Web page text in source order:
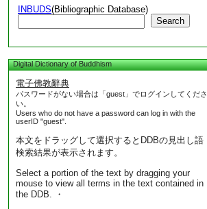
INBUDS(Bibliographic Database)
Search
Digital Dictionary of Buddhism
電子佛教辭典
パスワードがない場合は「guest」でログインしてくださ
い。
Users who do not have a password can log in with the
userID "guest".
本文をドラッグして選択するとDDBの見出し語
検索結果が表示されます。
Select a portion of the text by dragging your
mouse to view all terms in the text contained in
the DDB. ・